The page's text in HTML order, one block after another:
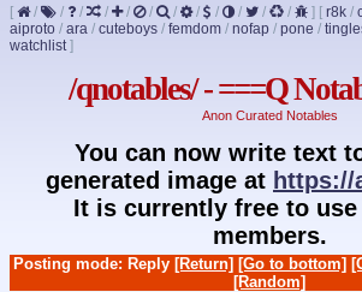
[ / / / / / / / / / / / / ] [ r8k /
aiproto / ara / cuteboys / femdom / nofap / pone /
watchlist]
/qnotables/ - ===Q
Anon Curated Notables
You can now write text
generated image at https://
It is currently free to
members.
Posting mode: Reply [Return] [Go to bottom]
[Random]